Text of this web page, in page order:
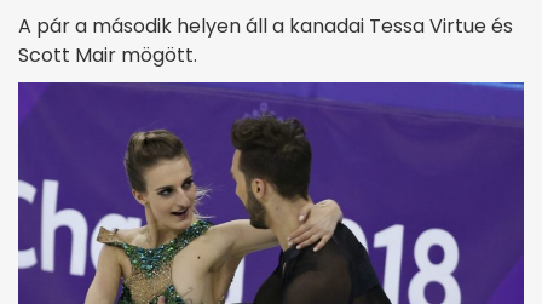
A pár a második helyen áll a kanadai Tessa Virtue és
Scott Mair mögött.